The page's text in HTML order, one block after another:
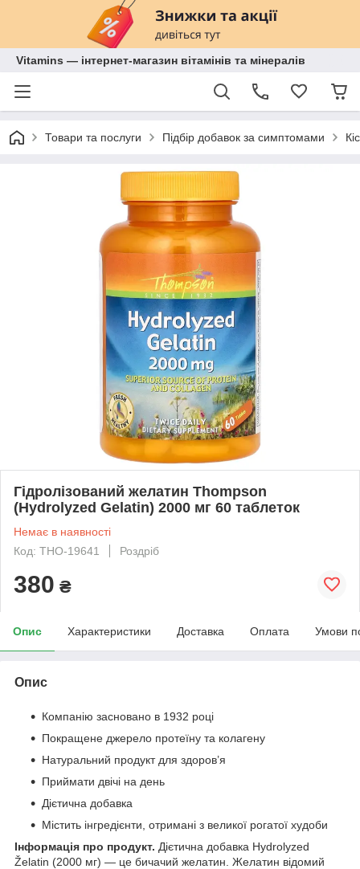
Vitamins — інтернет-магазин вітамінів та мінералів
Товари та послуги Підбір добавок за симптомами
Гідролізований желатин Thompson
(Hydrolyzed Gelatin) 2000 мг 60 таблеток
Немає в наявності
Код: THO-19641
Роздріб
380 ₴
Опис Характеристики Доставка Оплата Умови
Опис
Компанію засновано в 1932 році
Покращене джерело протеїну та колагену
Натуральний продукт для здоров’я
Приймати двічі на день
Дієтична добавка
Містить інгредієнти, отримані з великої рогатої худоби
Інформація про продукт. Дієтична добавка Hydrolyzed
Želatin (2000 мг) — це бичачий желатин. Желатин відомий